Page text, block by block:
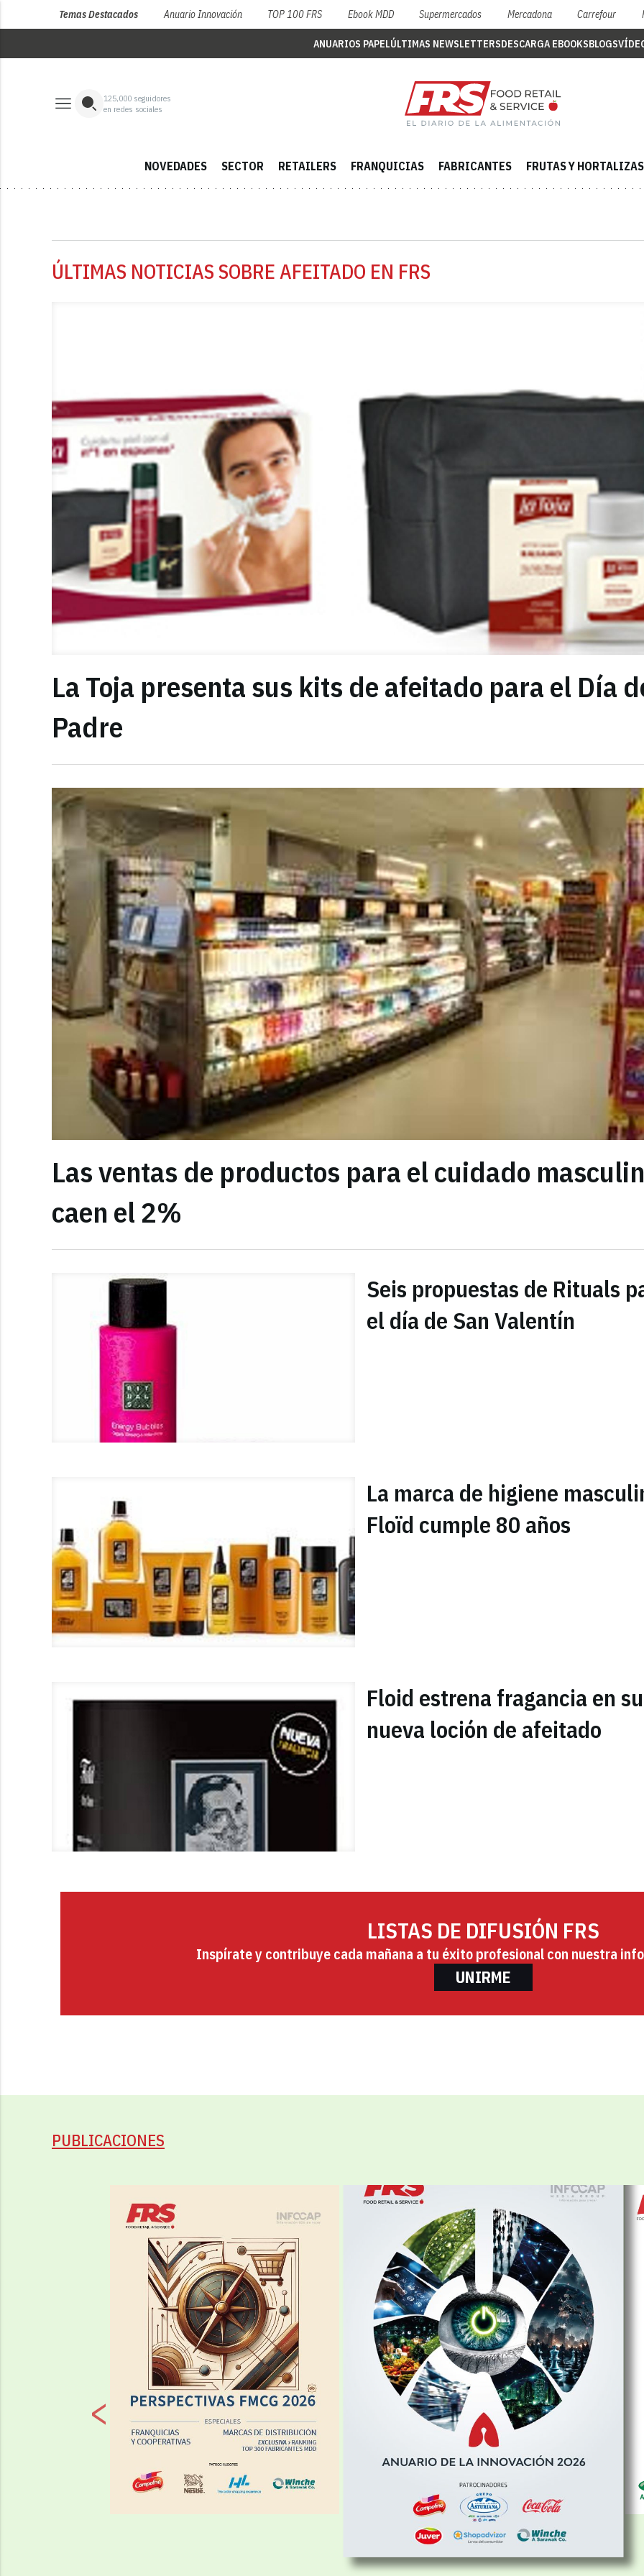
Temas Destacados Anuario Innovación TOP 100 FRS Ebook MDD Supermercados Mercadona Carrefour
ANUARIOS PAPELÚLTIMAS NEWSLETTERSDESCARGA EBOOKSBLOGS
125,000 seguidores
en redes sociales
NOVEDADES SECTOR RETAILERS FRANQUICIAS FABRICANTES FRUTAS Y HORTALIZAS
ÚLTIMAS NOTICIAS SOBRE AFEITADO EN FRS
La Toja presenta sus kits de afeitado para el Día
Padre
Las ventas de productos para el cuidado
caen el 2%
Seis propuestas de Rituals
el día de San Valentín
La marca de higiene
Floïd cumple 80 años
Floid estrena fragancia en su
nueva loción de afeitado
LISTAS DE DIFUSIÓN FRS
Inspírate y contribuye cada mañana a tu éxito profesional con nuestra
UNIRME
PUBLICACIONES